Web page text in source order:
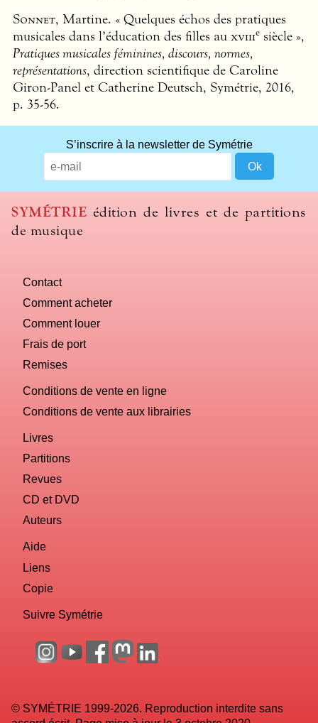
Sonnet, Martine. « Quelques échos des pratiques
musicales dans l’éducation des filles au xviiie siècle »,
Pratiques musicales féminines, discours, normes,
représentations, direction scientifique de Caroline
Giron-Panel et Catherine Deutsch, Symétrie, 2016,
p. 35-56.
S’inscrire à la newsletter de Symétrie
SYMÉTRIE édition de livres et de partitions
de musique
Contact
Comment acheter
Comment louer
Frais de port
Remises
Conditions de vente en ligne
Conditions de vente aux librairies
Livres
Partitions
Revues
CD et DVD
Auteurs
Aide
Liens
Copie
Suivre Symétrie
© SYMÉTRIE 1999-2026. Reproduction interdite sans